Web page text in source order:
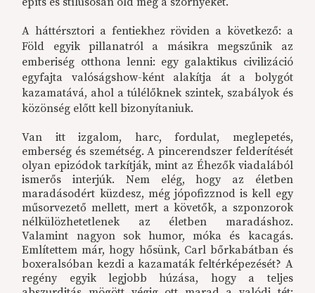
A háttérsztori a fentiekhez röviden a következő: a
Föld egyik pillanatról a másikra megszűnik az
emberiség otthona lenni: egy galaktikus civilizáció
egyfajta valóságshow-ként alakítja át a bolygót
kazamatává, ahol a túlélőknek szintek, szabályok és
közönség előtt kell bizonyítaniuk.
Van itt izgalom, harc, fordulat, meglepetés,
emberség és szemétség. A pincerendszer felderítését
olyan epizódok tarkítják, mint az Éhezők viadalából
ismerős interjúk. Nem elég, hogy az életben
maradásodért küzdesz, még jópofizznod is kell egy
műsorvezető mellett, mert a követők, a szponzorok
nélkülözhetetlenek az életben maradáshoz.
Valamint nagyon sok humor, móka és kacagás.
Említettem már, hogy hősünk, Carl bőrkabátban és
boxeralsóban kezdi a kazamaták feltérképezését? A
regény egyik legjobb húzása, hogy a teljes